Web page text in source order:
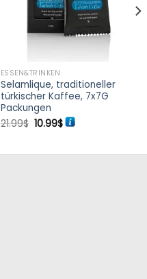
ESSEN&TRINKEN
Selamlique, traditioneller
türkischer Kaffee, 7x7G
Packungen
21.99$ Ursprünglicher
Preis
10.99$Aktueller
Preis